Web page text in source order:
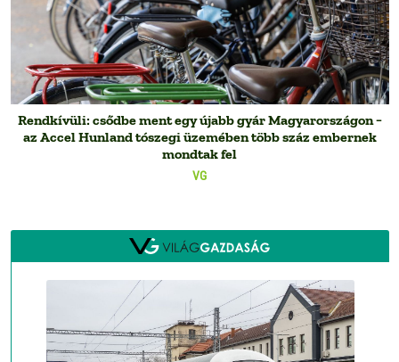
VG
Rendkívüli: csődbe ment egy újabb gyár Magyarországon −
az Accel Hunland tószegi üzemében több száz embernek
mondtak fel